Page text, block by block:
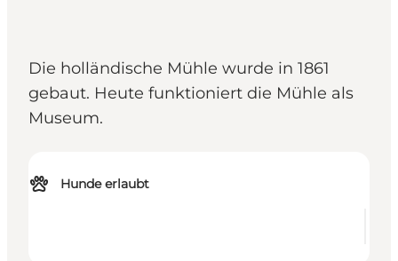
Die holländische Mühle wurde in 1861
gebaut. Heute funktioniert die Mühle als
Museum.
Hunde erlaubt